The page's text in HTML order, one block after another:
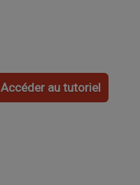
Accéder au tutoriel